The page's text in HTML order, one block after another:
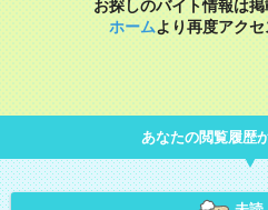
お探しのバイト情報は掲
ホームより再度アクセ
あなたの閲覧履歴